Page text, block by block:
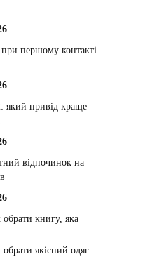
першому контакті
який привід краще
відпочинок на
книгу, яка
якісний одяг